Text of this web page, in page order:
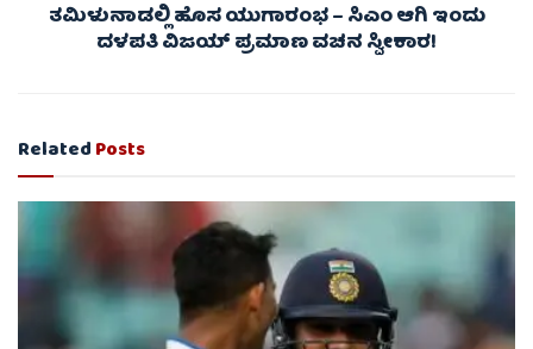
ತಮಿಳುನಾಡಲ್ಲಿ ಹೊಸ ಯುಗಾರಂಭ – ಸಿಎಂ ಆಗಿ ಇಂದು
ದಳಪತಿ ವಿಜಯ್ ಪ್ರಮಾಣ ವಚನ ಸ್ವೀಕಾರ!
RelatedPosts